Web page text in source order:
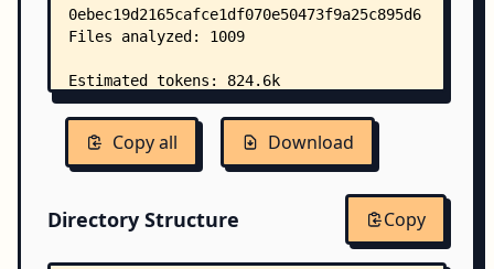
Copy all Download
Directory Structure Copy